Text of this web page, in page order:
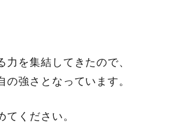
力を集結してきたので、
強さとなっています。
ください。